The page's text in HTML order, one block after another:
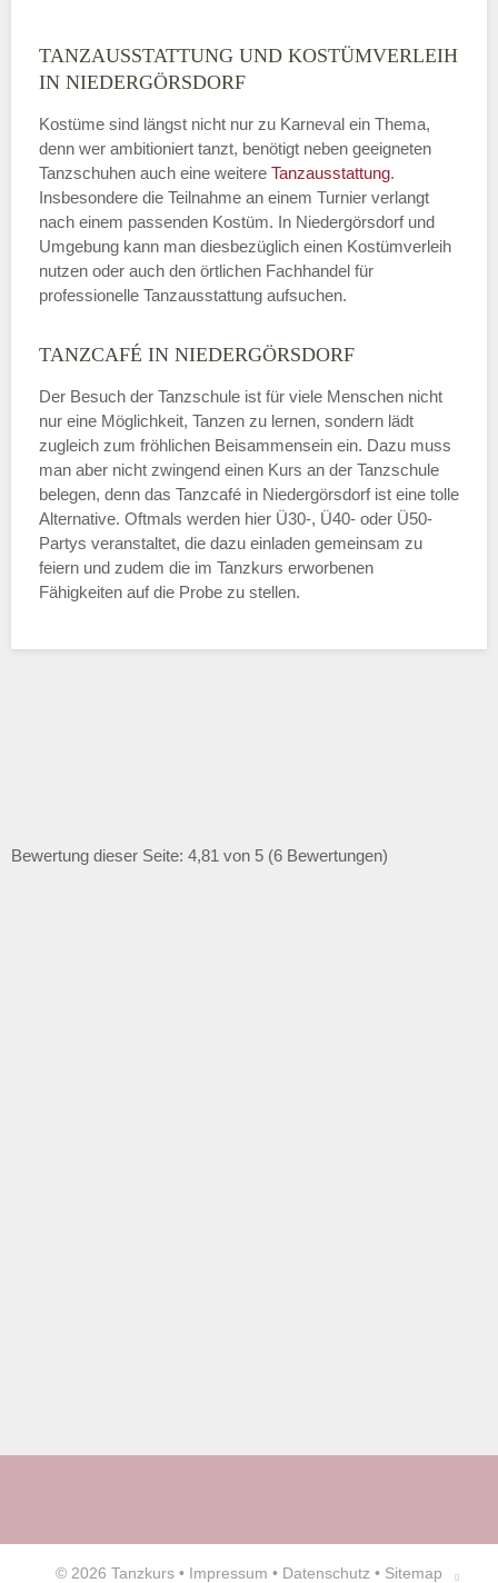
TANZAUSSTATTUNG UND KOSTÜMVERLEIH
IN NIEDERGÖRSDORF
Kostüme sind längst nicht nur zu Karneval ein Thema,
denn wer ambitioniert tanzt, benötigt neben geeigneten
Tanzschuhen auch eine weitere Tanzausstattung.
Insbesondere die Teilnahme an einem Turnier verlangt
nach einem passenden Kostüm. In Niedergörsdorf und
Umgebung kann man diesbezüglich einen Kostümverleih
nutzen oder auch den örtlichen Fachhandel für
professionelle Tanzausstattung aufsuchen.
TANZCAFÉ IN NIEDERGÖRSDORF
Der Besuch der Tanzschule ist für viele Menschen nicht
nur eine Möglichkeit, Tanzen zu lernen, sondern lädt
zugleich zum fröhlichen Beisammensein ein. Dazu muss
man aber nicht zwingend einen Kurs an der Tanzschule
belegen, denn das Tanzcafé in Niedergörsdorf ist eine tolle
Alternative. Oftmals werden hier Ü30-, Ü40- oder Ü50-
Partys veranstaltet, die dazu einladen gemeinsam zu
feiern und zudem die im Tanzkurs erworbenen
Fähigkeiten auf die Probe zu stellen.
Bewertung dieser Seite: 4,81 von 5 (6 Bewertungen)
© 2026 Tanzkurs • Impressum • Datenschutz • Sitemap